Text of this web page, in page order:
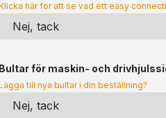
här för att se vad ett easy
Bultar för maskin- och
till nya bultar i din beställning?